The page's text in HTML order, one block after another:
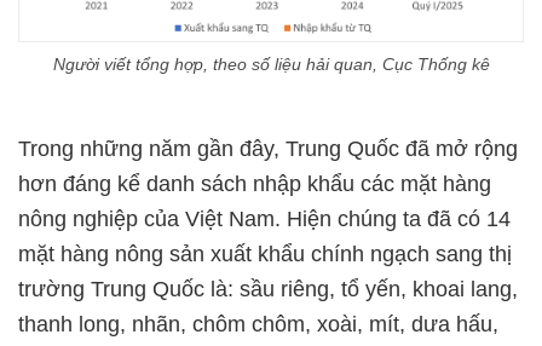
Người viết tổng hợp, theo số liệu hải quan, Cục Thống kê
Trong những năm gần đây, Trung Quốc đã mở rộng
hơn đáng kể danh sách nhập khẩu các mặt hàng
nông nghiệp của Việt Nam. Hiện chúng ta đã có 14
mặt hàng nông sản xuất khẩu chính ngạch sang thị
trường Trung Quốc là: sầu riêng, tổ yến, khoai lang,
thanh long, nhãn, chôm chôm, xoài, mít, dưa hấu,